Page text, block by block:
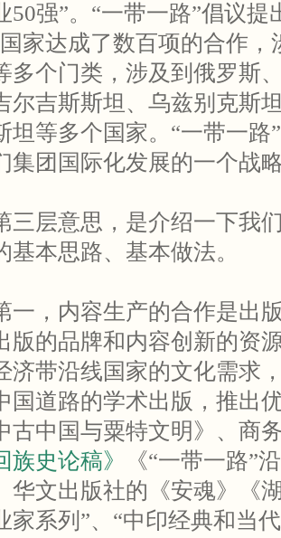
50强”。“一带一路”倡议提
家达成了数百项的合作
多个门类，涉及到俄罗斯
尔吉斯斯坦、乌兹别克斯
坦等多个国家。“一带一
集团国际化发展的一个战
意思，是介绍一下我们
基本思路、基本做法。
，内容生产的合作是出版
版的品牌和内容创新的资
济带沿线国家的文化需求
国道路的学术出版，推出
古中国与粟特文明》、商
族史论稿》
《“一带一路”
华文出版社的《安魂》《
家系列”、“中印经典和当